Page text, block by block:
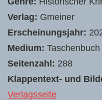
Verlag: Gmeiner
Erscheinungsjahr:
Medium: Taschenbuch
Seitenzahl: 288
Klappentext- und
Verlagsseite